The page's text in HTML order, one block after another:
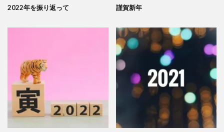
2022年を振り返って 謹賀新年